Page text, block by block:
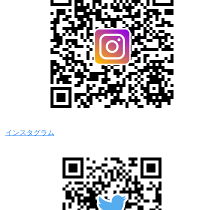
インスタグラム